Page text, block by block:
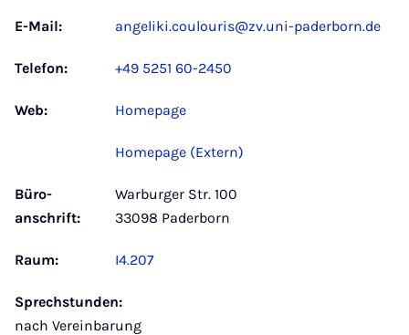
E-Mail: angeliki.coulouris@zv.uni-paderborn.de
Telefon: +49 5251 60-2450
Web: Homepage
Homepage (Extern)
Büro­
anschrift:
Warburger Str. 100
33098 Paderborn
Raum: I4.207
Sprechstunden:
nach Vereinbarung